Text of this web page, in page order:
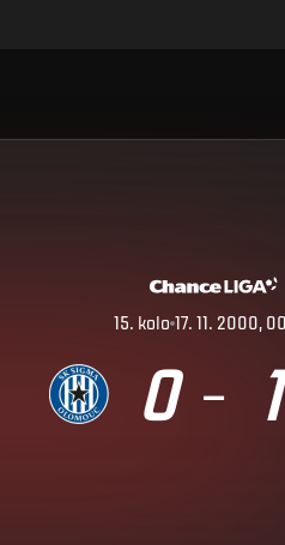
15. kolo 17. 11. 2000,
0 – 1